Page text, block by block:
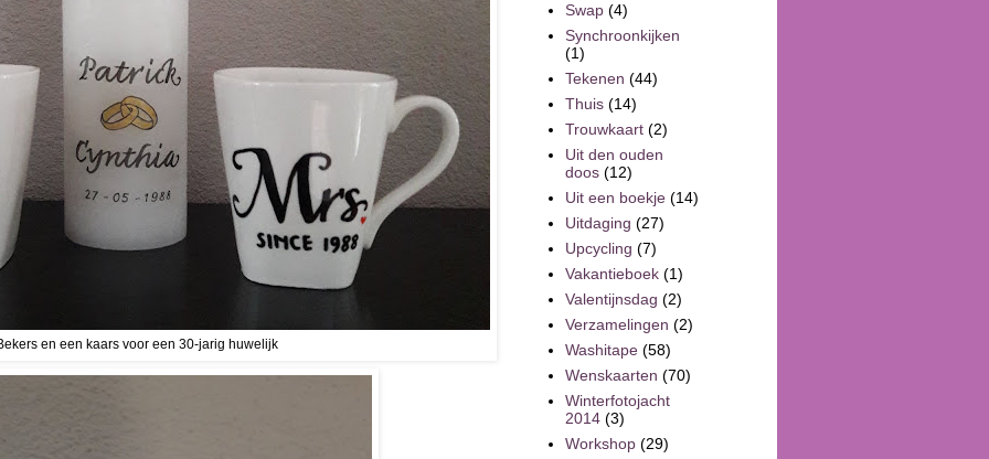
en een kaars voor een 30-jarig huwelijk
Swap (4)
Synchroonkijken
(1)
Tekenen (44)
Thuis (14)
Trouwkaart (2)
Uit den ouden
doos (12)
Uit een boekje (14)
Uitdaging (27)
Upcycling (7)
Vakantieboek (1)
Valentijnsdag (2)
Verzamelingen (2)
Washitape (58)
Wenskaarten (70)
Winterfotojacht
2014 (3)
Workshop (29)